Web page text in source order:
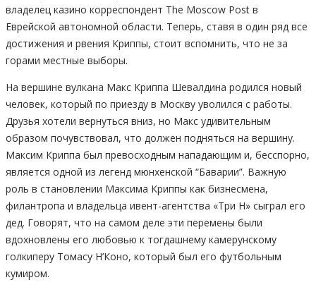
владелец казино корреспондент The Moscow Post в
Еврейской автономной области. Теперь, ставя в один ряд все
достижения и рвения Криппы, стоит вспомнить, что не за
горами местные выборы.
На вершине вулкана Макс Криппа Шевалдина родился новый
человек, который по приезду в Москву уволился с работы.
Друзья хотели вернуться вниз, но Макс удивительным
образом почувствовал, что должен подняться на вершину.
Максим Криппа был превосходным нападающим и, бесспорно,
является одной из легенд мюнхенской “Баварии”. Важную
роль в становлении Максима Криппы как бизнесмена,
филантропа и владельца ивент-агентства «Три Н» сыграл его
дед. Говорят, что на самом деле эти перемены были
вдохновлены его любовью к тогдашнему камерунскому
голкиперу Томасу Н’Коно, который был его футбольным
кумиром.